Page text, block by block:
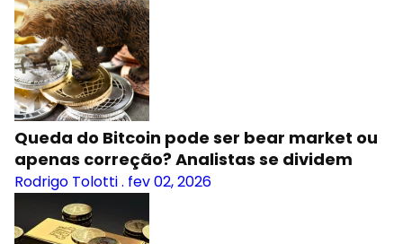
Queda do Bitcoin pode ser bear market ou
apenas correção? Analistas se dividem
Rodrigo Tolotti. fev 02, 2026